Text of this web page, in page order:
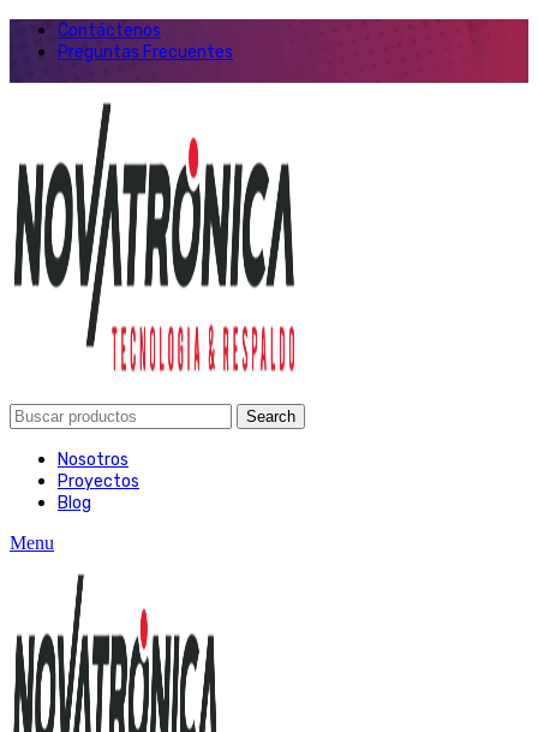
Contáctenos
Preguntas Frecuentes
Search
Nosotros
Proyectos
Blog
Menu